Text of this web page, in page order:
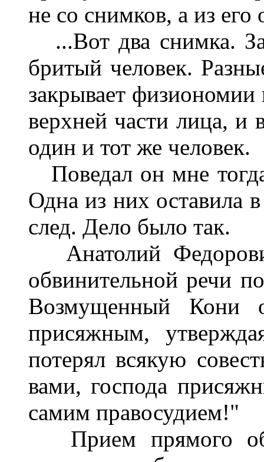
не со снимков, а из его
...Вот два снимка.
бритый человек.
закрывает физиономии
верхней части лица, и
один и тот же человек.
Поведал он мне
Одна из них оставила
след. Дело было так.
Анатолий
обвинительной речи
Возмущенный Кони
присяжным,
потерял всякую
вами, господа
самим правосудием!"
Прием прямого